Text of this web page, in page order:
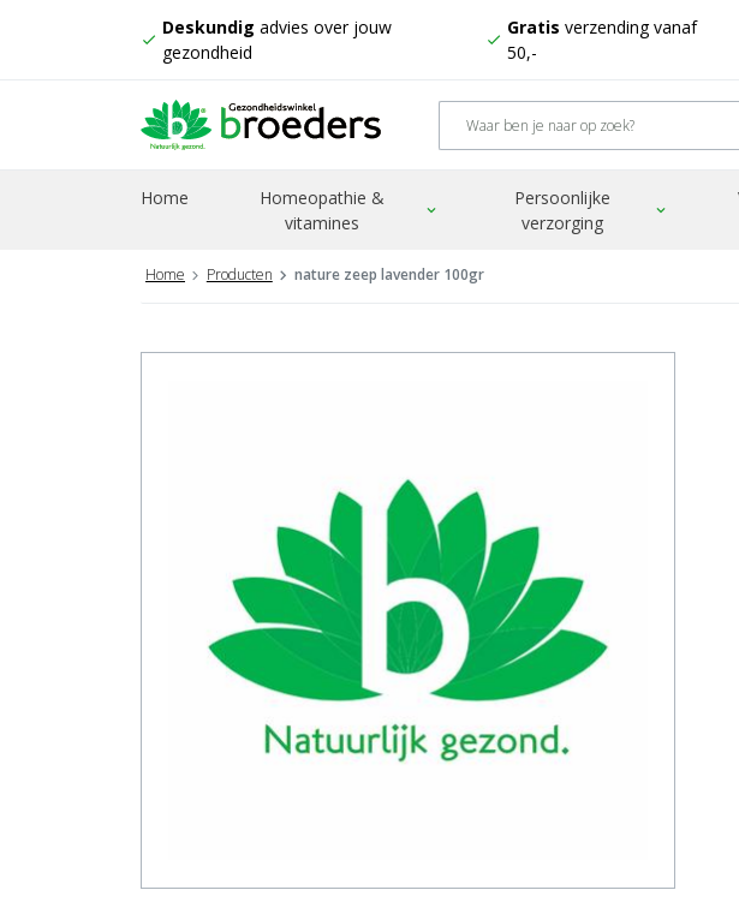
check
Deskundig advies over jouw
gezondheid
check
Gratis verzending vanaf
50,-
Home
Homeopathie &
vitamines
expand_more
Persoonlijke
verzorging
expand_more
Home Producten nature zeep lavender 100gr